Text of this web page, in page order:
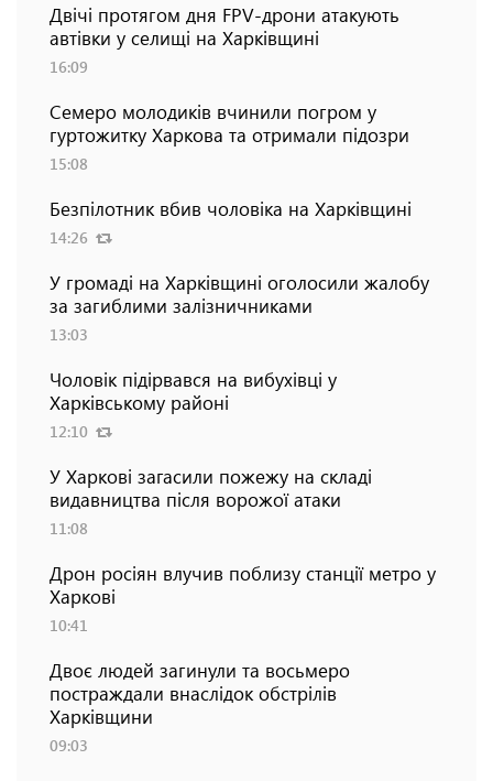
Двічі протягом дня FPV-дрони атакують
автівки у селищі на Харківщині
16:09
Семеро молодиків вчинили погром у
гуртожитку Харкова та отримали підозри
15:08
Безпілотник вбив чоловіка на Харківщині
14:26
У громаді на Харківщині оголосили жалобу
за загиблими залізничниками
13:03
Чоловік підірвався на вибухівці у
Харківському районі
12:10
У Харкові загасили пожежу на складі
видавництва після ворожої атаки
11:08
Дрон росіян влучив поблизу станції метро у
Харкові
10:41
Двоє людей загинули та восьмеро
постраждали внаслідок обстрілів
Харківщини
09:03